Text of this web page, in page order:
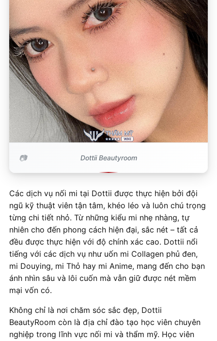
Dottii Beautyroom
Các dịch vụ nối mi tại Dottii được thực hiện bởi đội
ngũ kỹ thuật viên tận tâm, khéo léo và luôn chú trọng
từng chi tiết nhỏ. Từ những kiểu mi nhẹ nhàng, tự
nhiên cho đến phong cách hiện đại, sắc nét – tất cả
đều được thực hiện với độ chính xác cao. Dottii nổi
tiếng với các dịch vụ như uốn mi Collagen phủ đen,
mi Douying, mi Thỏ hay mi Anime, mang đến cho bạn
ánh nhìn sâu và lôi cuốn mà vẫn giữ được nét mềm
mại vốn có.
Không chỉ là nơi chăm sóc sắc đẹp, Dottii
BeautyRoom còn là địa chỉ đào tạo học viên chuyên
nghiệp trong lĩnh vực nối mi và thẩm mỹ. Học viên